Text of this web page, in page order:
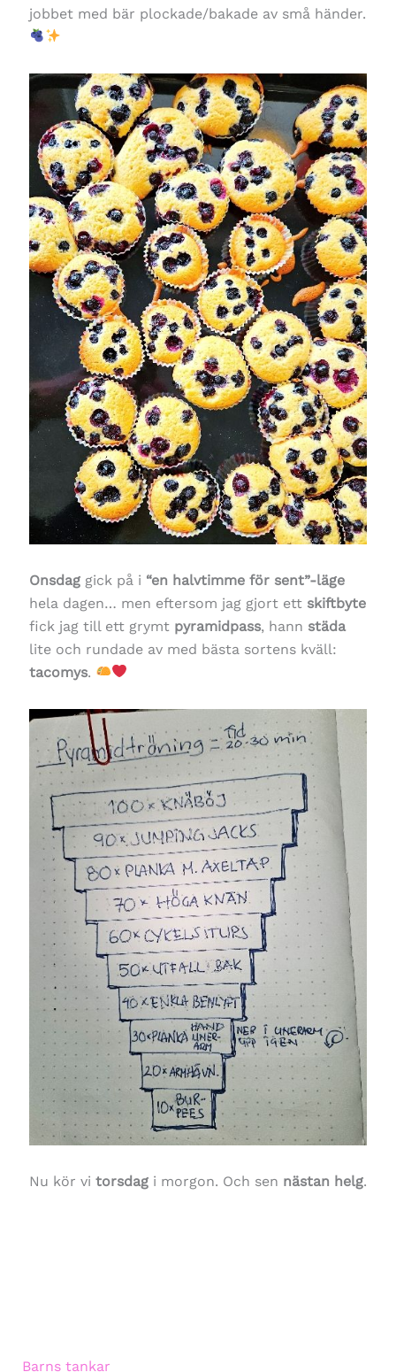
jobbet med bär plockade/bakade av små händer.
Onsdaggick på i “en halvtimme för sent”-läge
hela dagen… men eftersom jag gjort ett skiftbyte
fick jag till ett grymt pyramidpass, hann städa
lite och rundade av med bästa sortens kväll:
tacomys.
Nu kör vi torsdagi morgon. Och sen nästan helg.
Barns tankar